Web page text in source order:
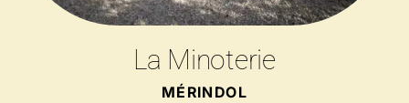
La Minoterie
MÉRINDOL